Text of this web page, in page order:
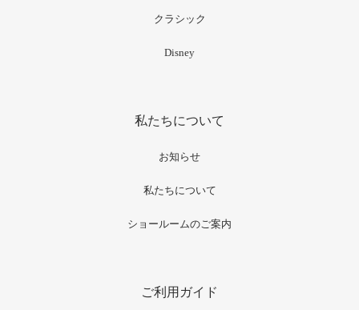
クラシック
Disney
私たちについて
お知らせ
私たちについて
ショールームのご案内
ご利用ガイド